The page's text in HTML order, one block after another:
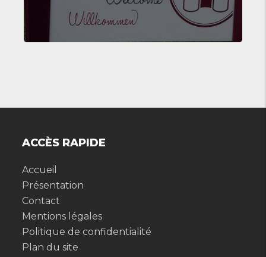
ACCÈS RAPIDE
Accueil
Présentation
Contact
Mentions légales
Politique de confidentialité
Plan du site